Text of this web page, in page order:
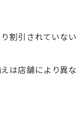
割引されていない
は店舗により異な